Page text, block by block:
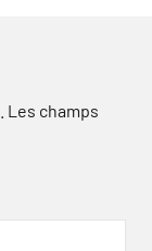
Les champs